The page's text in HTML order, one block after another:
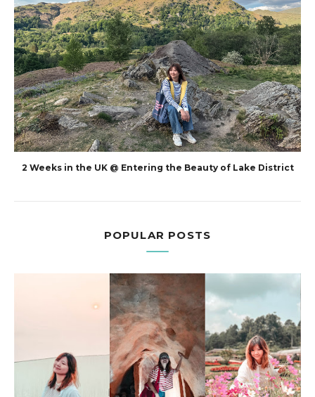
2 Weeks in the UK @ Entering the Beauty of Lake District
POPULAR POSTS